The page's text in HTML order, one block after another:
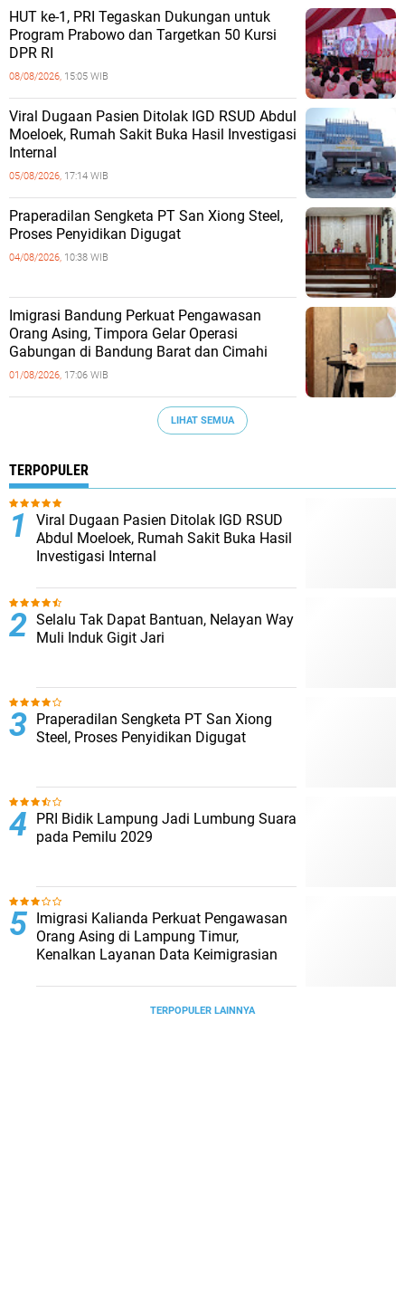
HUT ke-1, PRI Tegaskan Dukungan untuk
Program Prabowo dan Targetkan 50 Kursi
DPR RI
08/08/2026, 15:05 WIB
Viral Dugaan Pasien Ditolak IGD RSUD Abdul
Moeloek, Rumah Sakit Buka Hasil Investigasi
Internal
05/08/2026, 17:14 WIB
Praperadilan Sengketa PT San Xiong Steel,
Proses Penyidikan Digugat
04/08/2026, 10:38 WIB
Imigrasi Bandung Perkuat Pengawasan
Orang Asing, Timpora Gelar Operasi
Gabungan di Bandung Barat dan Cimahi
01/08/2026, 17:06 WIB
LIHAT SEMUA
TERPOPULER
Viral Dugaan Pasien Ditolak IGD RSUD
Abdul Moeloek, Rumah Sakit Buka Hasil
Investigasi Internal
Selalu Tak Dapat Bantuan, Nelayan Way
Muli Induk Gigit Jari
Praperadilan Sengketa PT San Xiong
Steel, Proses Penyidikan Digugat
PRI Bidik Lampung Jadi Lumbung Suara
pada Pemilu 2029
Imigrasi Kalianda Perkuat Pengawasan
Orang Asing di Lampung Timur,
Kenalkan Layanan Data Keimigrasian
TERPOPULER LAINNYA